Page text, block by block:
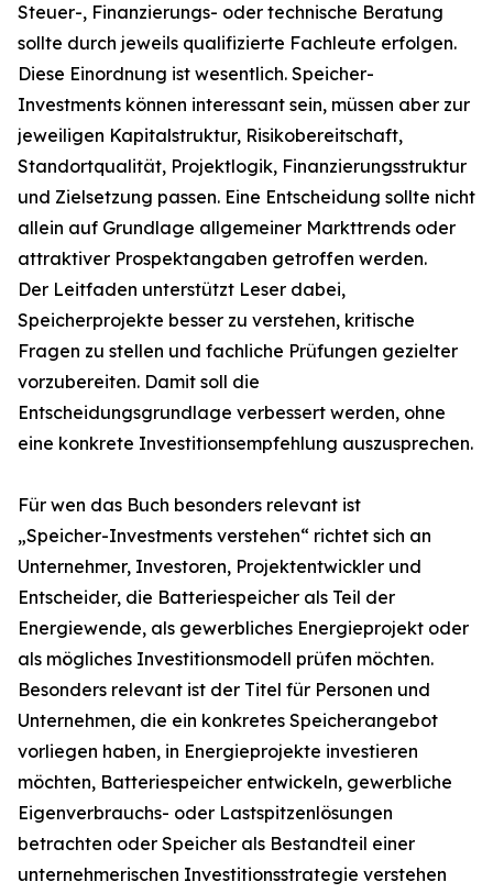
Steuer-, Finanzierungs- oder technische Beratung
sollte durch jeweils qualifizierte Fachleute erfolgen.
Diese Einordnung ist wesentlich. Speicher-
Investments können interessant sein, müssen aber zur
jeweiligen Kapitalstruktur, Risikobereitschaft,
Standortqualität, Projektlogik, Finanzierungsstruktur
und Zielsetzung passen. Eine Entscheidung sollte nicht
allein auf Grundlage allgemeiner Markttrends oder
attraktiver Prospektangaben getroffen werden.
Der Leitfaden unterstützt Leser dabei,
Speicherprojekte besser zu verstehen, kritische
Fragen zu stellen und fachliche Prüfungen gezielter
vorzubereiten. Damit soll die
Entscheidungsgrundlage verbessert werden, ohne
eine konkrete Investitionsempfehlung auszusprechen.
Für wen das Buch besonders relevant ist
„Speicher-Investments verstehen“ richtet sich an
Unternehmer, Investoren, Projektentwickler und
Entscheider, die Batteriespeicher als Teil der
Energiewende, als gewerbliches Energieprojekt oder
als mögliches Investitionsmodell prüfen möchten.
Besonders relevant ist der Titel für Personen und
Unternehmen, die ein konkretes Speicherangebot
vorliegen haben, in Energieprojekte investieren
möchten, Batteriespeicher entwickeln, gewerbliche
Eigenverbrauchs- oder Lastspitzenlösungen
betrachten oder Speicher als Bestandteil einer
unternehmerischen Investitionsstrategie verstehen